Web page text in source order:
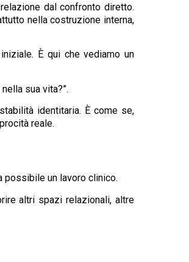
dal confronto diretto.
nella costruzione interna,
È qui che vediamo un
sua vita?”.
identitaria. È come se,
reale.
possibile un lavoro clinico.
altri spazi relazionali, altre